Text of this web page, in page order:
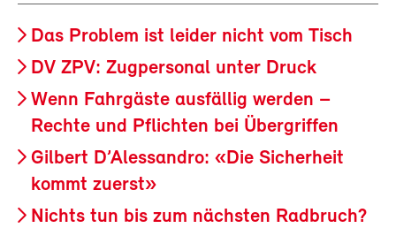
Das Problem ist leider nicht vom Tisch
DV ZPV: Zugpersonal unter Druck
Wenn Fahrgäste ausfällig werden –
Rechte und Pflichten bei Übergriffen
Gilbert D’Alessandro: «Die Sicherheit
kommt zuerst»
Nichts tun bis zum nächsten Radbruch?